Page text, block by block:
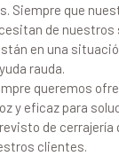
Siempre que
de nuestros
en una
rauda.
queremos
y eficaz para
de cerrajería
clientes.